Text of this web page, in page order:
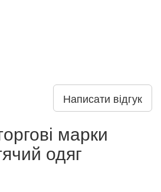
Написати відгук
марки
одяг